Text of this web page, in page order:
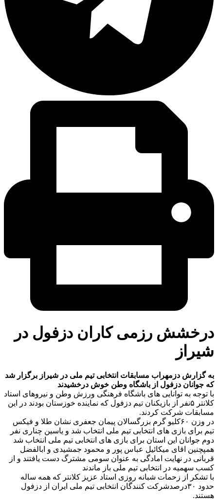
درخشش رزمی کاران دزفول در
شیراز
به گزارش دزمهراب مسابقات انتخابی تیم ملی در شیراز برگزار شد
که جوانان دزفول از باشگاه وطن خوش درخشیدند
با توجه به توانایی های باشگاه فرهنگی ورزش وطن و نیروهای استاد
کلانتر ۵نفر از بازیکنان تیم دزفول که نماینده خوزستان بودند در این
مسابقات شرکت کردند.
در وزن ۶۰کلیو گرم بزرگسالان پیمان جعفری نشان طلا و فیکس
تیم برای بازی های انتخابی تیم ملی انتخاب شد و یاسین چناری نفر
دوم جوانان این استان برای بازی های انتخابی تیم ملی انتخاب شد
همپچنین اقای میکائیل عباس پور و محمود جمشیدی و ابالفضل
قربانی در نهایت امادگی به عنوان سومی مشترگ دست یافتند و از
کسب سهمیه در انتخابی تیم ملی باز ماندند
با تشکر از زحمات شبانه روزی استاد عزیز کلانتر که همه ساله
حدود ۳۰درصدشرکت کنندگان انتخابی تیم ملی ایران از دزفول
هستند.